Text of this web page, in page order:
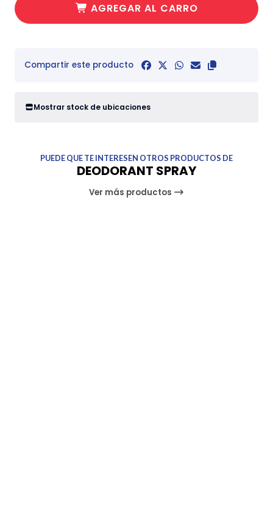
AGREGAR AL CARRO
Compartir este producto
Mostrar stock de ubicaciones
PUEDE QUE TE INTERESEN OTROS PRODUCTOS DE
DEODORANT SPRAY
Ver más productos